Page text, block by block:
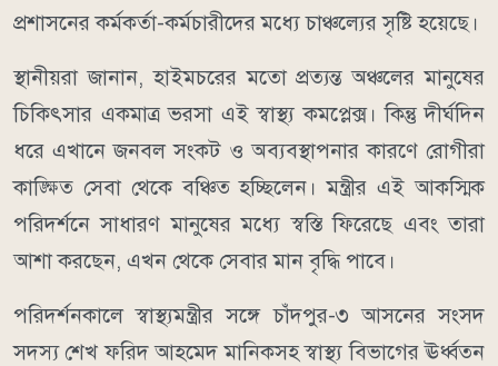
প্রশাসনের কর্মকর্তা-কর্মচারীদের মধ্যে চাঞ্চল্যের সৃষ্টি হয়েছে।
স্থানীয়রা জানান, হাইমচরের মতো প্রত্যন্ত অঞ্চলের মানুষের
চিকিৎসার একমাত্র ভরসা এই স্বাস্থ্য কমপ্লেক্স। কিন্তু দীর্ঘদিন
ধরে এখানে জনবল সংকট ও অব্যবস্থাপনার কারণে রোগীরা
কাঙ্ক্ষিত সেবা থেকে বঞ্চিত হচ্ছিলেন। মন্ত্রীর এই আকস্মিক
পরিদর্শনে সাধারণ মানুষের মধ্যে স্বস্তি ফিরেছে এবং তারা
আশা করছেন, এখন থেকে সেবার মান বৃদ্ধি পাবে।
পরিদর্শনকালে স্বাস্থ্যমন্ত্রীর সঙ্গে চাঁদপুর-৩ আসনের সংসদ
সদস্য শেখ ফরিদ আহমেদ মানিকসহ স্বাস্থ্য বিভাগের ঊর্ধ্বতন